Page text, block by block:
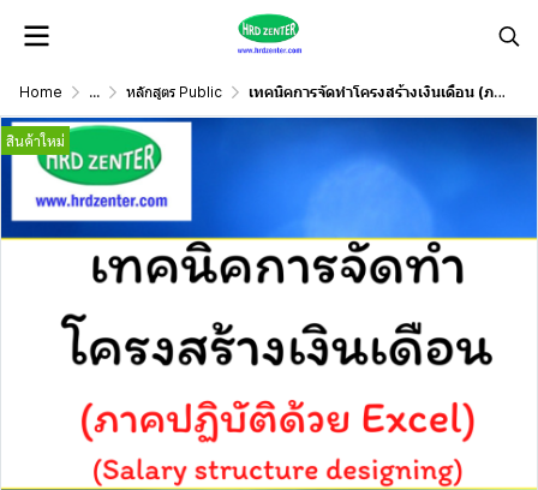
Home ... หลักสูตร Public เทคนิคการจัดทำโครงสร้างเงินเดือน (ภาคปฏิบัติด้วย Excel) (Salary structure designing)
สินค้าใหม่